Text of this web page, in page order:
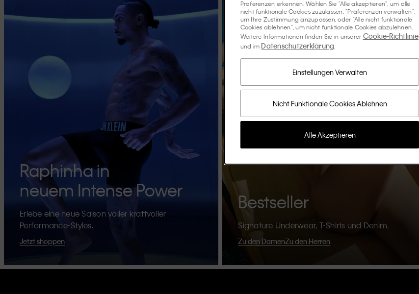
Raphinha in
neuem Intense Power
Erlebe eine neue Saison voller kraftvoller
Performance-Styles.
Jetzt shoppen
Bestseller
Signature Underwear, T-Shirts und Denim.
Zu den DamenZu den Herren
Präferenzen erkennen. Wählen Sie "Alle akzeptieren", um alle
nicht funktionale Cookies zuzulassen, "Präferenzen verwalten",
um Ihre Zustimmung anzupassen, oder "Alle nicht funktionale
Cookies ablehnen", um nicht funktionale Cookies abzulehnen.
Weitere Informationen finden Sie in unserer Cookie-Richtlinie
und im Datenschutzerklärung
Nicht Funktionale Cookies Ablehnen
Einstellungen Verwalten
Alle Akzeptieren